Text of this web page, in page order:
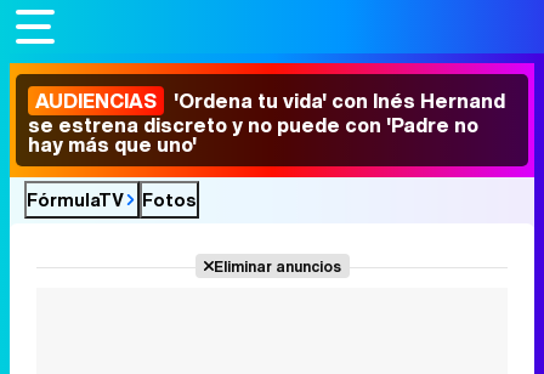
AUDIENCIAS 'Ordena tu vida' con Inés Hernand
se estrena discreto y no puede con 'Padre no
hay más que uno'
FórmulaTV Fotos
Eliminar anuncios